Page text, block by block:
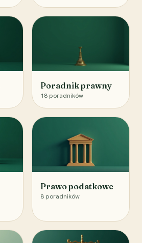
Poradnik prawny
18 poradników
Prawo podatkowe
8 poradników